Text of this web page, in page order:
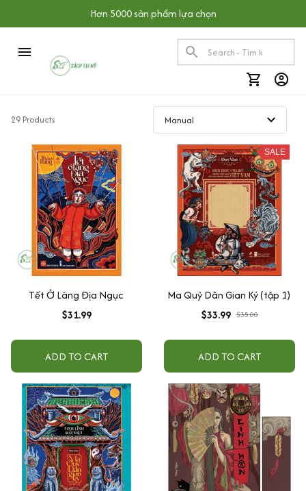
Hơn 5000 sản phẩm lựa chọn
29 Products
Tết Ở Làng Địa Ngục
$31.99
ADD TO CART
SALE
Ma Quỷ Dân Gian Ký (tập 1)
$33.99 $35.00
ADD TO CART